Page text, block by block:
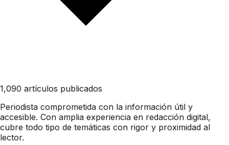
1,090 artículos publicados
Periodista comprometida con la información útil y
accesible. Con amplia experiencia en redacción digital,
cubre todo tipo de temáticas con rigor y proximidad al
lector.